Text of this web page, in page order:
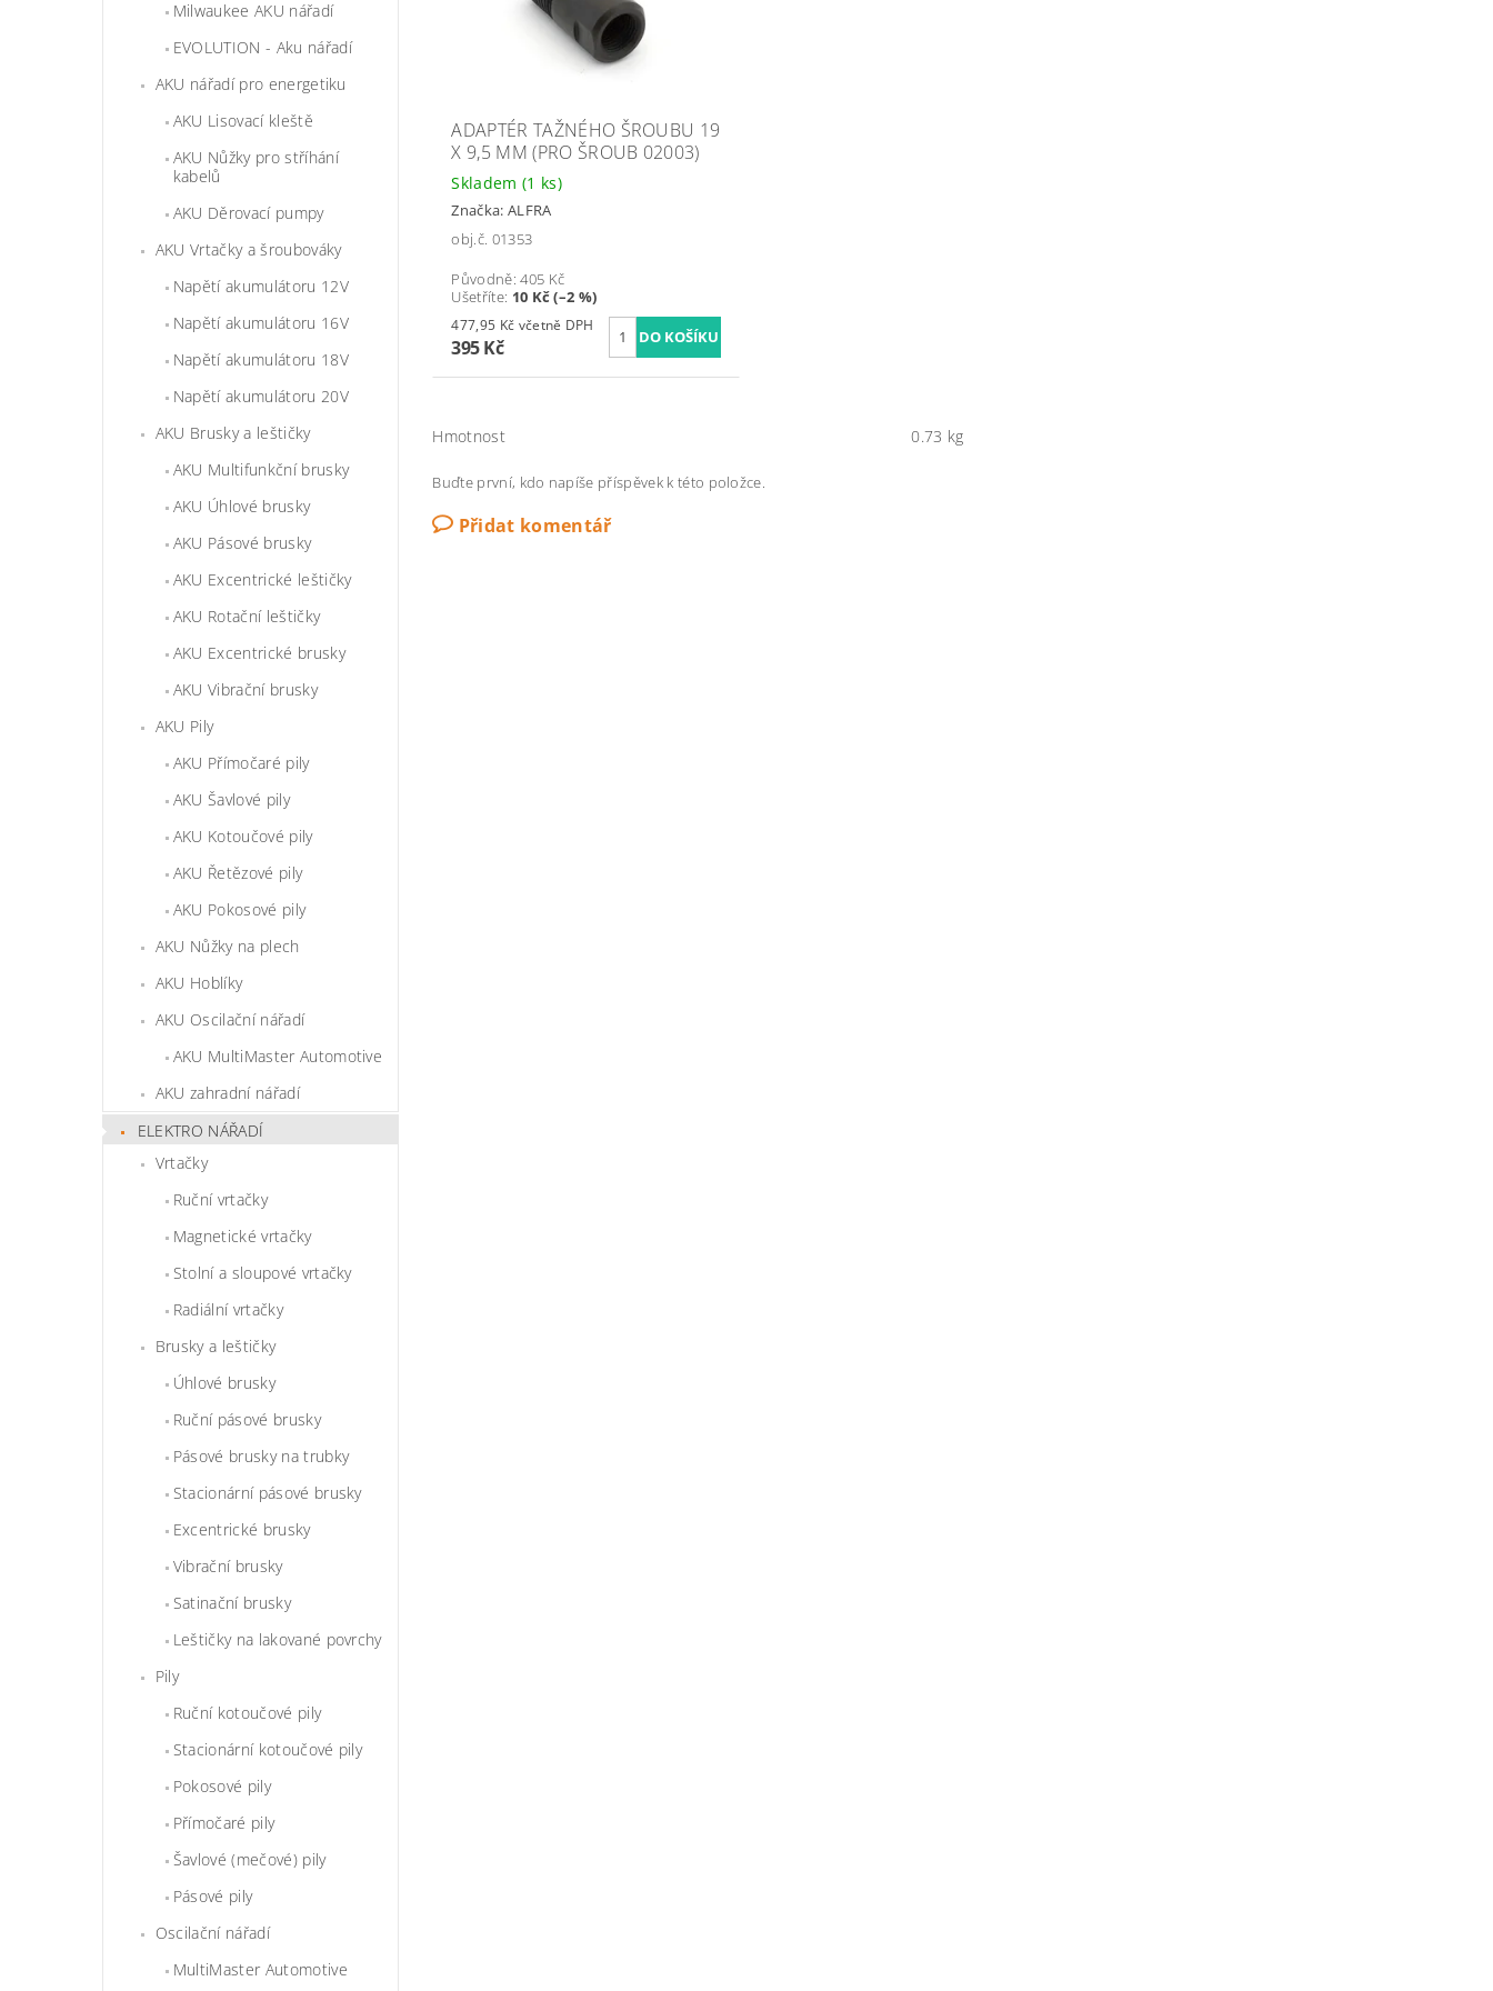
Milwaukee AKU nářadí
EVOLUTION - Aku nářadí
AKU nářadí pro energetiku
AKU Lisovací kleště
AKU Nůžky pro stříhání
kabelů
AKU Děrovací pumpy
AKU Vrtačky a šroubováky
Napětí akumulátoru 12V
Napětí akumulátoru 16V
Napětí akumulátoru 18V
Napětí akumulátoru 20V
AKU Brusky a leštičky
AKU Multifunkční brusky
AKU Úhlové brusky
AKU Pásové brusky
AKU Excentrické leštičky
AKU Rotační leštičky
AKU Excentrické brusky
AKU Vibrační brusky
AKU Pily
AKU Přímočaré pily
AKU Šavlové pily
AKU Kotoučové pily
AKU Řetězové pily
AKU Pokosové pily
AKU Nůžky na plech
AKU Hoblíky
AKU Oscilační nářadí
AKU MultiMaster Automotive
AKU zahradní nářadí
ELEKTRO NÁŘADÍ
Vrtačky
Ruční vrtačky
Magnetické vrtačky
Stolní a sloupové vrtačky
Radiální vrtačky
Brusky a leštičky
Úhlové brusky
Ruční pásové brusky
Pásové brusky na trubky
Stacionární pásové brusky
Excentrické brusky
Vibrační brusky
Satinační brusky
Leštičky na lakované povrchy
Pily
Ruční kotoučové pily
Stacionární kotoučové pily
Pokosové pily
Přímočaré pily
Šavlové (mečové) pily
Pásové pily
Oscilační nářadí
MultiMaster Automotive
ADAPTÉR TAŽNÉHO ŠROUBU 19
X 9,5 MM (PRO ŠROUB 02003)
Skladem (1 ks)
Značka: ALFRA
obj.č. 01353
Původně:405 Kč
Ušetříte: 10 Kč (–2 %)
477,95 Kč včetně DPH
395 Kč
Hmotnost 0.73 kg
Buďte první, kdo napíše příspěvek k této položce.
Přidat komentář